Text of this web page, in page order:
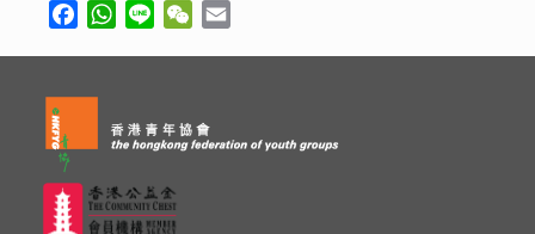
FacebookWhatsApp
Line WeChat